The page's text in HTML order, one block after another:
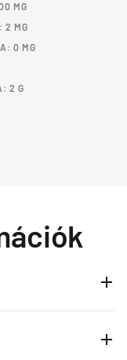
MG
2 MG
0 MG
2 G